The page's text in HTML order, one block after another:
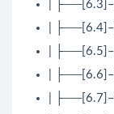
|
|
|
|
|